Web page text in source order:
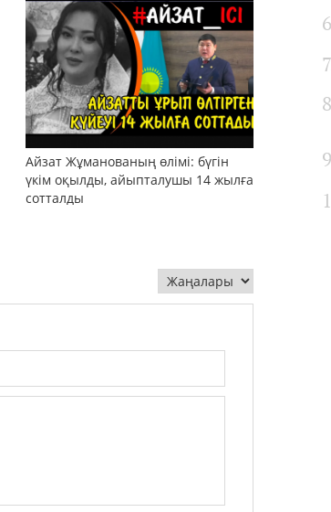
Айзат Жұманованың өлімі: бүгін
үкім оқылды, айыпталушы 14 жылға
сотталды